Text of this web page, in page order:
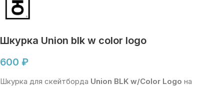
Шкурка Union blk w color logo
600 ₽
Шкурка для скейтборда Union BLK w/Color Logo на